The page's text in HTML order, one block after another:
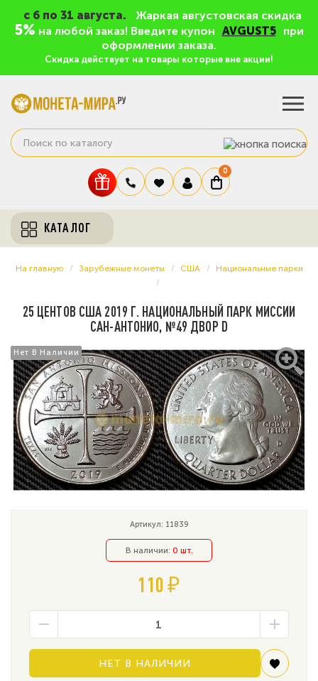
c 6 по 31 августа. Жаркая августовская скидка
5% на любой заказ! Введите купон AVGUST5
при
оформлении заказа.
Скидка действует на товары которые вне акции!
0
КАТАЛОГ
На главную Зарубежные монеты США Национальные парки
25 ЦЕНТОВ США 2019 Г. НАЦИОНАЛЬНЫЙ ПАРК МИССИИ
САН-АНТОНИО, №49 ДВОР D
Нет В Наличии
Нет В Наличии
Артикул: 11839
В наличии: 0 шт.
110 ₽
НЕТ В НАЛИЧИИ